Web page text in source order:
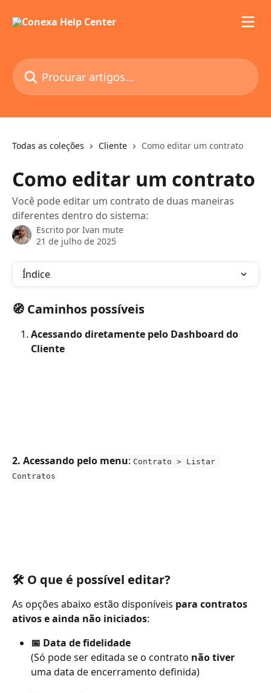
Procurar artigos...
Todas as coleções Cliente Como editar um contrato
Como editar um contrato
Você pode editar um contrato de duas maneiras
diferentes dentro do sistema:
Escrito por Ivan mute
21 de julho de 2025
Índice
🧭 Caminhos possíveis
Acessando diretamente pelo Dashboard do
Cliente
2. Acessando pelo menu: Contrato > Listar
Contratos
🛠️ O que é possível editar?
As opções abaixo estão disponíveis para contratos
ativos e ainda não iniciados:
📅 Data de fidelidade
(Só pode ser editada se o contrato não tiver
uma data de encerramento definida)